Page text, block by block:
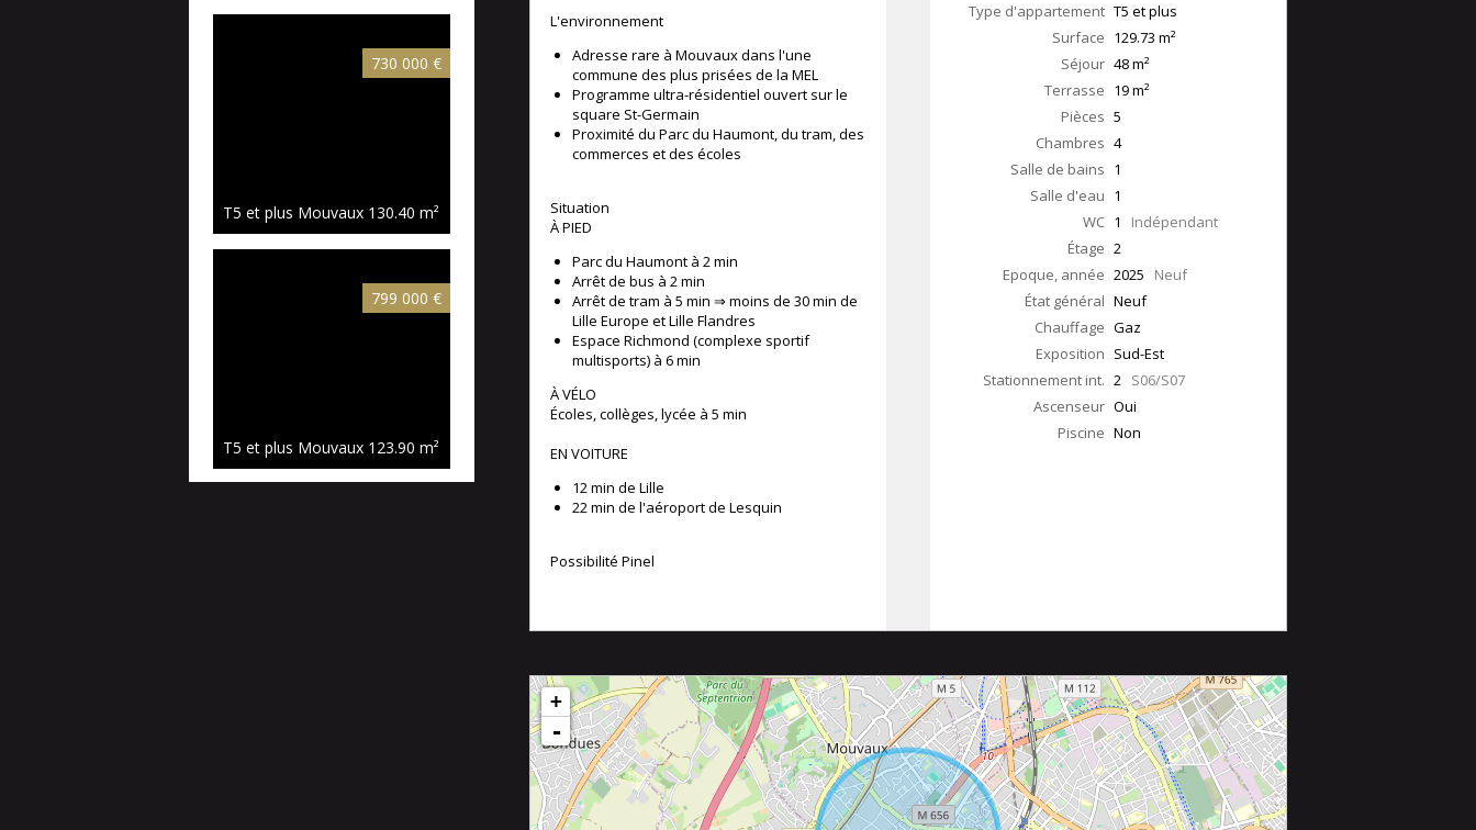
730 000 €
T5 et plus Mouvaux 130.40 m²
799 000 €
T5 et plus Mouvaux 123.90 m²
L'environnement
Adresse rare à Mouvaux dans l'une
commune des plus prisées de la MEL
Programme ultra-résidentiel ouvert sur le
square St-Germain
Proximité du Parc du Haumont, du tram, des
commerces et des écoles
Situation
À PIED
Parc du Haumont à 2 min
Arrêt de bus à 2 min
Arrêt de tram à 5 min ⇒ moins de 30 min de
Lille Europe et Lille Flandres
Espace Richmond (complexe sportif
multisports) à 6 min
À VÉLO
Écoles, collèges, lycée à 5 min
EN VOITURE
12 min de Lille
22 min de l'aéroport de Lesquin
Possibilité Pinel
Type d'appartement T5 et plus
Surface 129.73 m²
Séjour 48m²
Terrasse 19m²
Pièces 5
Chambres 4
Salle de bains 1
Salle d'eau 1
WC 1 Indépendant
Étage 2
Epoque, année 2025 Neuf
État général Neuf
Chauffage Gaz
Exposition Sud-Est
Stationnement int. 2 S06/S07
Ascenseur Oui
Piscine Non
+
-